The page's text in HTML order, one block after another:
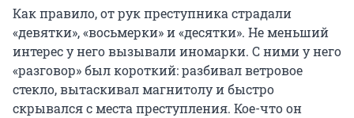
Как правило, от рук преступника страдали
«девятки», «восьмерки» и «десятки». Не меньший
интерес у него вызывали иномарки. С ними у него
«разговор» был короткий: разбивал ветровое
стекло, вытаскивал магнитолу и быстро
скрывался с места преступления. Кое-что он